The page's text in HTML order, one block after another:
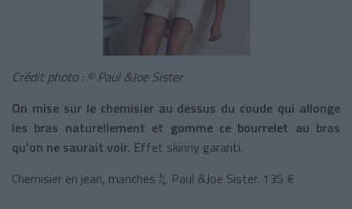
Crédit photo : © Paul &Joe Sister
On mise sur le chemisier au dessus du coude qui allonge
les bras naturellement et gomme ce bourrelet au bras
qu’on ne saurait voir. Effet skinny garanti.
Chemisier en jean, manches ¾. Paul &Joe Sister. 135 €